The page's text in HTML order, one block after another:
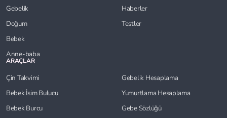
Gebelik
Doğum
Bebek
Anne-baba
Haberler
Testler
ARAÇLAR
Çin Takvimi
Bebek İsim Bulucu
Bebek Burcu
Gebelik Hesaplama
Yumurtlama Hesaplama
Gebe Sözlüğü